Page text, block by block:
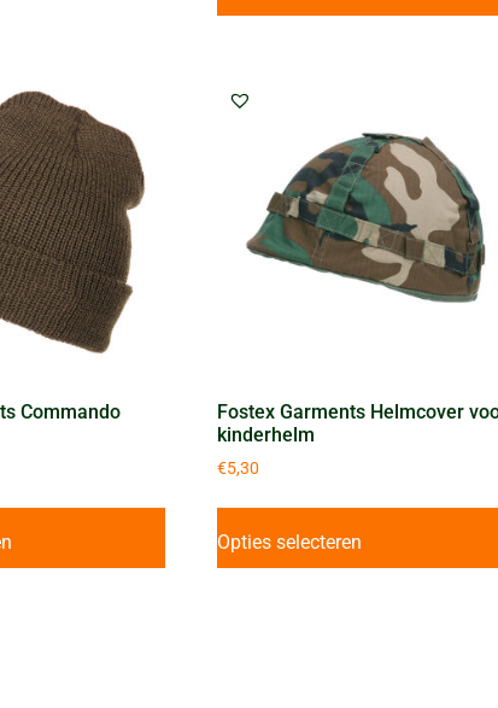
Commando
Fostex Garments Helmcover
kinderhelm
€5,30
Opties selecteren